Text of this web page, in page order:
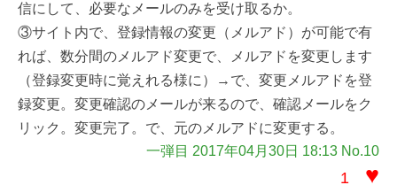
信にして、必要なメールのみを受け取るか。
③サイト内で、登録情報の変更（メルアド）が可能で有
れば、数分間のメルアド変更で、メルアドを変更します
（登録変更時に覚えれる様に）→で、変更メルアドを登
録変更。変更確認のメールが来るので、確認メールをク
リック。変更完了。で、元のメルアドに変更する。
一弾目 2017年04月30日 18:13 No.10
1 ♥